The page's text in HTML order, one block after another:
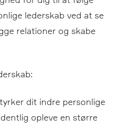
lederskab ved at se
relationer og skabe
dit indre personlige
opleve en større